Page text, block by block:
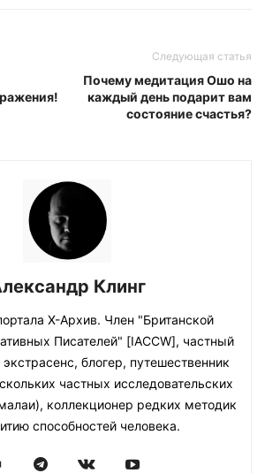
Следующая статья
Почему медитация Ошо на
каждый день подарит вам
состояние счастья?
Клинг
Х-Архив. Член "Британской
Писателей" [IACCW], частный
блогер, путешественник
частных исследовательских
коллекционер редких методик
способностей человека.